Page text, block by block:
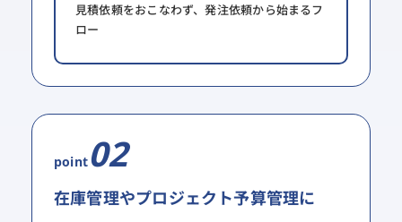
見積依頼をおこなわず、発注依頼から始まるフ
ロー​
point02
在庫管理やプロジェクト予算管理に